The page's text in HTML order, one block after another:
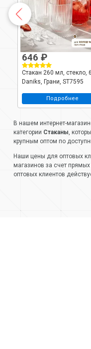
646 ₽
Стакан 260 мл, стекло,
Daniks, Грани, ST7595
Подробнее
В нашем интернет-
категории Стаканы ,
крупным оптом по
Наши цены для оптовых
магазинов за счет
оптовых клиентов